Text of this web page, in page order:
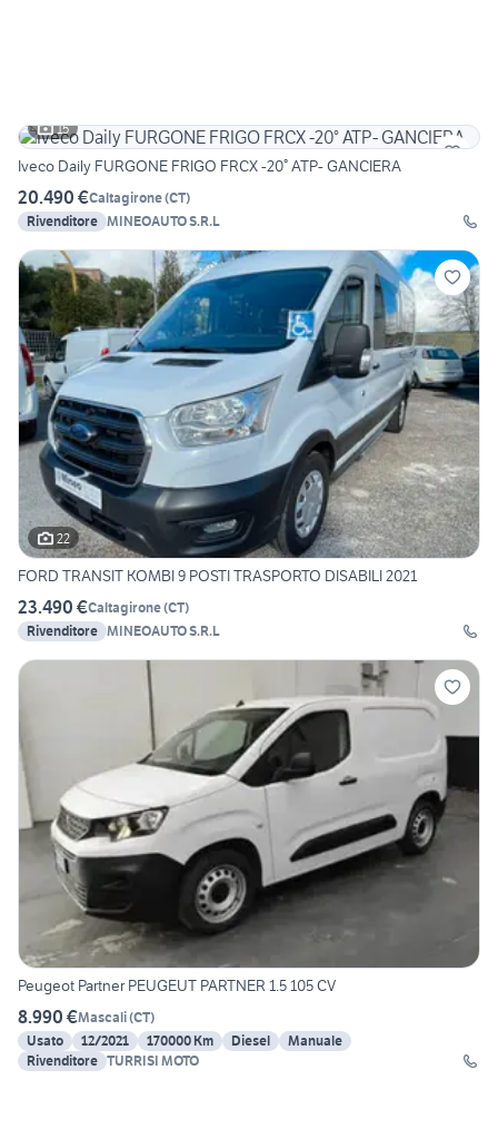
15
Iveco Daily FURGONE FRIGO FRCX -20° ATP- GANCIERA
20.490 €Caltagirone(CT)
Rivenditore MINEOAUTO S.R.L
22
FORD TRANSIT KOMBI 9 POSTI TRASPORTO DISABILI 2021
23.490 €Caltagirone(CT)
Rivenditore MINEOAUTO S.R.L
Peugeot Partner PEUGEUT PARTNER 1.5 105 CV
8.990 €Mascali(CT)
Usato
12/2021 170000 Km Diesel
Manuale
Rivenditore TURRISI MOTO